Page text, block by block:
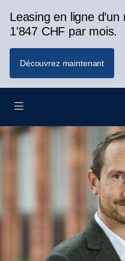
Leasing en ligne
1'847 CHF par mois.
Découvrez maintenant